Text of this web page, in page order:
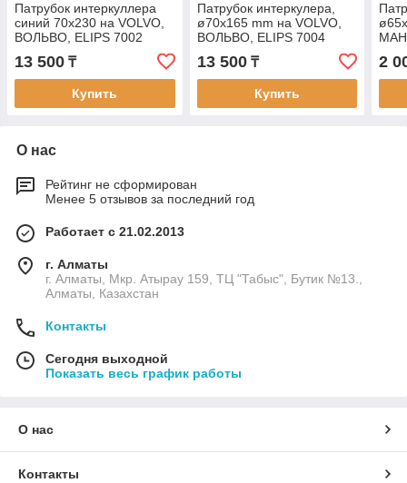
Патрубок интеркуллера
синий 70x230 на VOLVO,
ВОЛЬВО, ELIPS 7002
13 500 ₸
Купить
Патрубок интеркулера,
ø70x165 mm на VOLVO,
ВОЛЬВО, ELIPS 7004
13 500₸
Купить
2
О нас
Рейтинг не сформирован
Менее 5 отзывов за последний год
Работает с 21.02.2013
г. Алматы
г. Алматы, Мкр. Атырау 159, ТЦ "Табыс", Бутик №13.,
Алматы, Казахстан
Контакты
Сегодня выходной
Показать весь график работы
О нас
Контакты